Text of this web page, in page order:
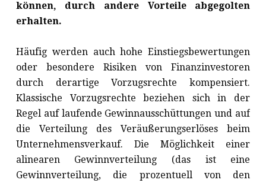
können, durch andere Vorteile abgegolten
erhalten.
Häufig werden auch hohe Einstiegsbewertungen
oder besondere Risiken von Finanzinvestoren
durch derartige Vorzugsrechte kompensiert.
Klassische Vorzugsrechte beziehen sich in der
Regel auf laufende Gewinnausschüttungen und auf
die Verteilung des Veräußerungserlöses beim
Unternehmensverkauf. Die Möglichkeit einer
alinearen Gewinnverteilung (das ist eine
Gewinnverteilung, die prozentuell von den